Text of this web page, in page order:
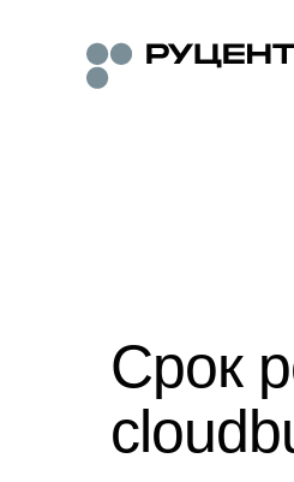
Срок